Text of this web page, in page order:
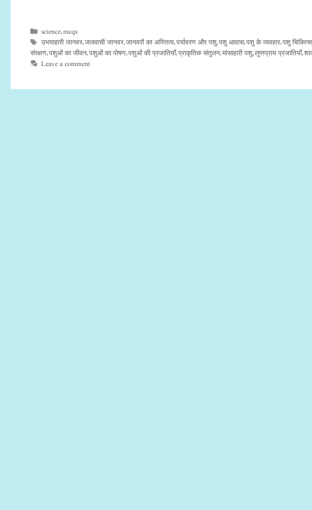
Categories
science, mcqs
Tags
उभयाहारी जानवर, जलवासी जानवर, जानवरों का अस्तित्व, पर्यावरण और पशु, पशु आवास, पशु के व्यवहार, पशु
संरक्षण, पशुओं का जीवन, पशुओं का पोषण, पशुओं की प्रजातियाँ, प्राकृतिक संतुलन, मांसाहारी पशु, लुप्तप्राय प्रजातियाँ,
Leave a comment